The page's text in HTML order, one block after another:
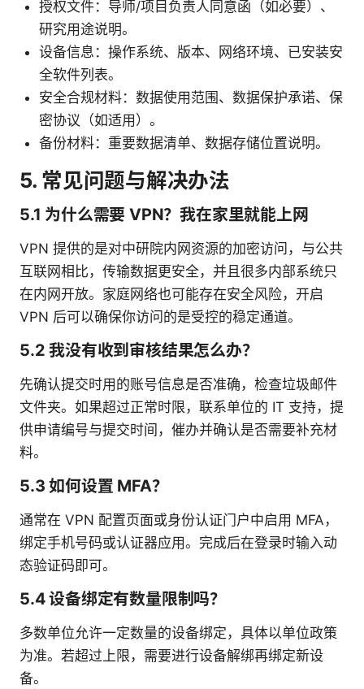
授权文件：导师/项目负责人同意函（如必要）、
研究用途说明。
设备信息：操作系统、版本、网络环境、已安装安
全软件列表。
安全合规材料：数据使用范围、数据保护承诺、保
密协议（如适用）。
备份材料：重要数据清单、数据存储位置说明。
5. 常见问题与解决办法
5.1 为什么需要 VPN？我在家里就能上网
VPN 提供的是对中研院内网资源的加密访问，与公共
互联网相比，传输数据更安全，并且很多内部系统只
在内网开放。家庭网络也可能存在安全风险，开启
VPN 后可以确保你访问的是受控的稳定通道。
5.2 我没有收到审核结果怎么办？
先确认提交时用的账号信息是否准确，检查垃圾邮件
文件夹。如果超过正常时限，联系单位的 IT 支持，提
供申请编号与提交时间，催办并确认是否需要补充材
料。
5.3 如何设置 MFA？
通常在 VPN 配置页面或身份认证门户中启用 MFA，
绑定手机号码或认证器应用。完成后在登录时输入动
态验证码即可。
5.4 设备绑定有数量限制吗？
多数单位允许一定数量的设备绑定，具体以单位政策
为准。若超过上限，需要进行设备解绑再绑定新设
备。